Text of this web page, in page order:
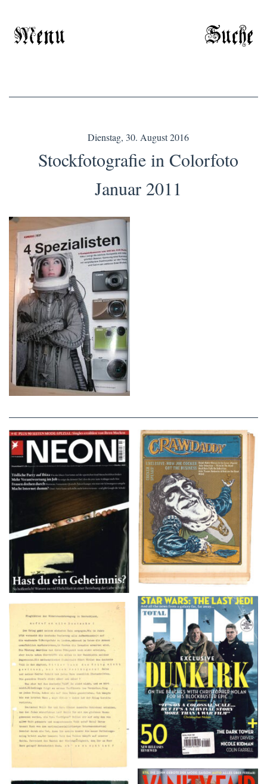
Menu Suche
Dienstag, 30. August 2016
Stockfotografie in Colorfoto
Januar 2011
NEON – OKTOBER
2008
Crawdaddy – June/11/72
TOTAL FILM #260 –
SUMMER 2017
Flugblätter der Weissen
Rose – V, Januar 1943